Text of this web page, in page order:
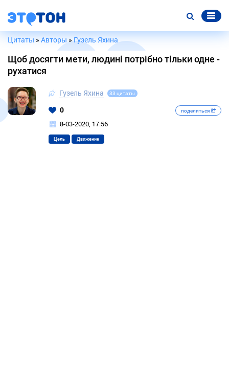
Цитаты » Авторы »Гузель Яхина
Щоб досягти мети, людині потрібно тільки одне -
рухатися
Гузель Яхина 33 цитаты
0 поделиться
8-03-2020, 17:56
Цель Движение